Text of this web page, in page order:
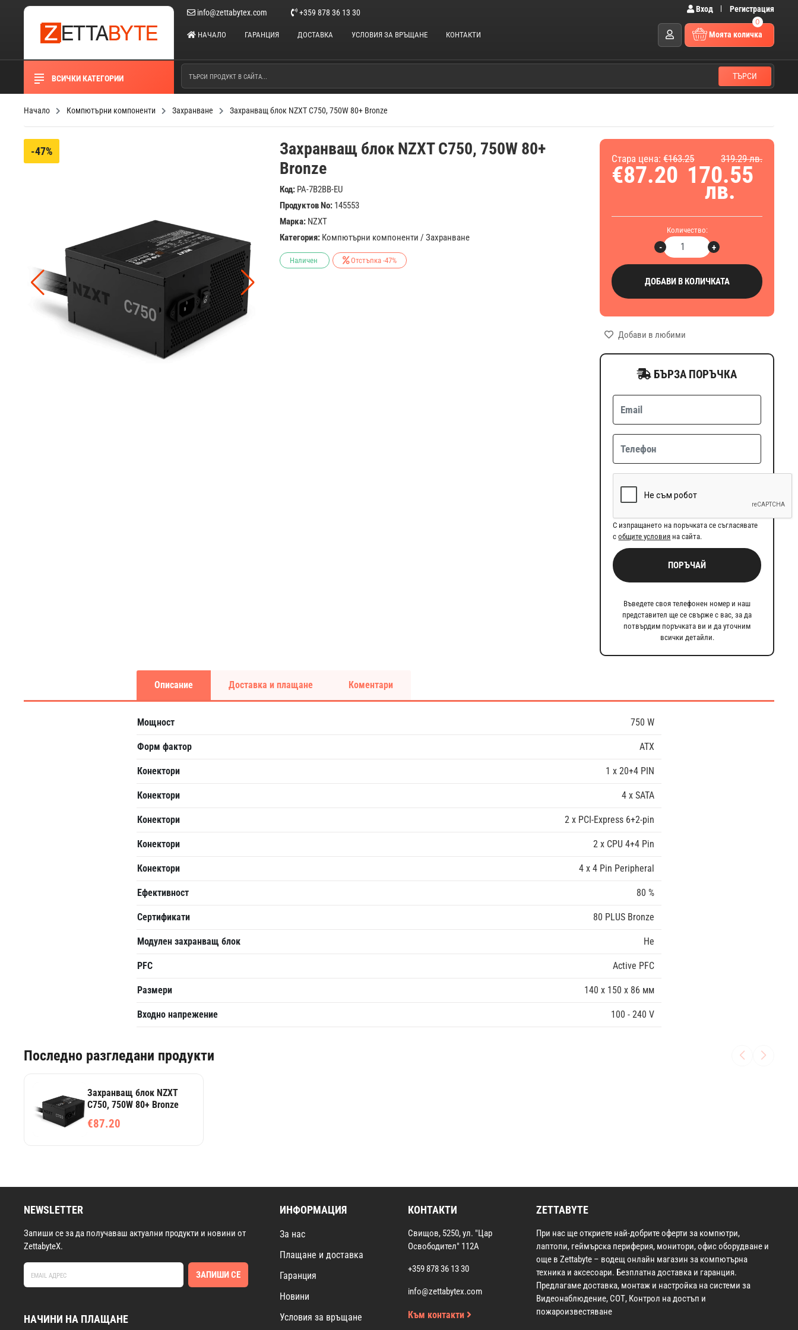
info@zettabytex.com +359 878 36 13 30 Вход Регистрация
НАЧАЛО ГАРАНЦИЯ ДОСТАВКА УСЛОВИЯ ЗА ВРЪЩАНЕ КОНТАКТИ
0
Моята количка
ВСИЧКИ КАТЕГОРИИ ТЪРСИ
Начало Компютърни компоненти Захранване Захранващ блок NZXT C750, 750W 80+ Bronze
-47%
Захранващ блок NZXT C750, 750W 80+
Bronze
Код: PA-7B2BB-EU
Продуктов No: 145553
Марка: NZXT
Категория: Компютърни компоненти /Захранване
Наличен Отстъпка -47%
Стара цена:€163.25 319.29 лв.
€87.20 170.55
лв.
Количество:
+
-
ДОБАВИ В КОЛИЧКАТА
Добави в любими
БЪРЗА ПОРЪЧКА
С изпращането на поръчката се съгласявате
собщите условия на сайта.
ПОРЪЧАЙ
Въведете своя телефонен номер и наш
представител ще се свърже с вас, за да
потвърдим поръчката ви и да уточним
всички детайли.
Описание Доставка и плащане Коментари
Мощност 750 W
Форм фактор ATX
Конектори 1 x 20+4 PIN
Конектори 4 x SATA
Конектори 2 x PCI-Express 6+2-pin
Конектори 2 x CPU 4+4 Pin
Конектори 4 x 4 Pin Peripheral
Ефективност 80 %
Сертификати 80 PLUS Bronze
Модулен захранващ блок Не
PFC Active PFC
Размери 140 x 150 x 86 мм
Входно напрежение 100 - 240 V
Последно разгледани продукти
Захранващ блок NZXT
C750, 750W 80+ Bronze
€87.20
NEWSLETTER
Запиши се за да получаваш актуални продукти и новини от
ZettabyteX.
ЗАПИШИ СЕ
НАЧИНИ НА ПЛАЩАНЕ
ИНФОРМАЦИЯ
За нас
Плащане и доставка
Гаранция
Новини
Условия за връщане
КОНТАКТИ
Свищов, 5250, ул. "Цар
Освободител" 112А
+359 878 36 13 30
info@zettabytex.com
Към контакти
ZETTABYTE
При нас ще откриете най-добрите оферти за компютри,
лаптопи, геймърска периферия, монитори, офис оборудване и
още в Zettabyte – водещ онлайн магазин за компютърна
техника и аксесоари. Безплатна доставка и гаранция.
Предлагаме доставка, монтаж и настройка на системи за
Видеонаблюдение, СОТ, Контрол на достъп и
пожароизвестяване